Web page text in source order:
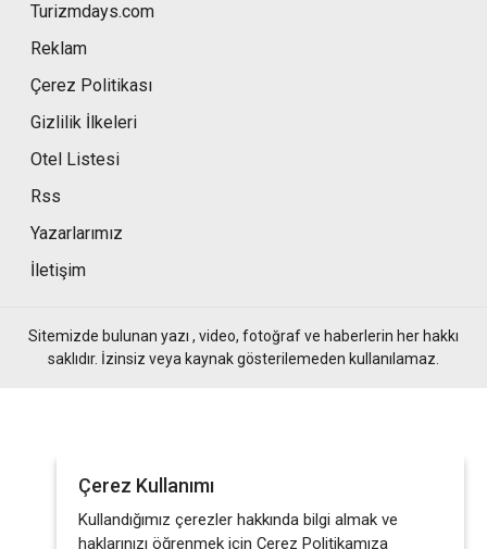
Turizmdays.com
Reklam
Çerez Politikası
Gizlilik İlkeleri
Otel Listesi
Rss
Yazarlarımız
İletişim
Sitemizde bulunan yazı , video, fotoğraf ve haberlerin her hakkı
saklıdır. İzinsiz veya kaynak gösterilemeden kullanılamaz.
Çerez Kullanımı
Kullandığımız çerezler hakkında bilgi almak ve
haklarınızı öğrenmek için Çerez Politikamıza